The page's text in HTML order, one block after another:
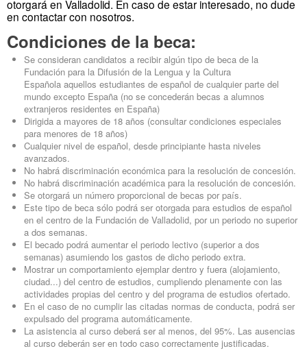
otorgará en Valladolid. En caso de estar interesado, no dude
en contactar con nosotros.
Condiciones de la beca:
Se consideran candidatos a recibir algún tipo de beca de la
Fundación para la Difusión de la Lengua y la Cultura
Española aquellos estudiantes de español de cualquier parte del
mundo excepto España (no se concederán becas a alumnos
extranjeros residentes en España)
Dirigida a mayores de 18 años (consultar condiciones especiales
para menores de 18 años)
Cualquier nivel de español, desde principiante hasta niveles
avanzados.
No habrá discriminación económica para la resolución de concesión.
No habrá discriminación académica para la resolución de concesión.
Se otorgará un número proporcional de becas por país.
Este tipo de beca sólo podrá ser otorgada para estudios de español
en el centro de la Fundación de Valladolid, por un periodo no superior
a dos semanas.
El becado podrá aumentar el periodo lectivo (superior a dos
semanas) asumiendo los gastos de dicho periodo extra.
Mostrar un comportamiento ejemplar dentro y fuera (alojamiento,
ciudad...) del centro de estudios, cumpliendo plenamente con las
actividades propias del centro y del programa de estudios ofertado.
En el caso de no cumplir las citadas normas de conducta, podrá ser
expulsado del programa automáticamente.
La asistencia al curso deberá ser al menos, del 95%. Las ausencias
al curso deberán ser en todo caso correctamente justificadas.